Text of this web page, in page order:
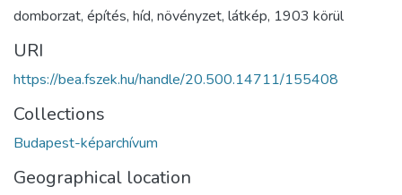
domborzat, építés, híd, növényzet, látkép, 1903 körül
URI
https://bea.fszek.hu/handle/20.500.14711/155408
Collections
Budapest-képarchívum
Geographical location